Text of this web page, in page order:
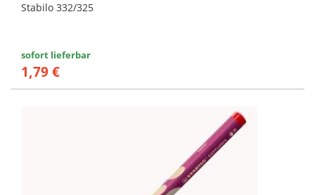
Stabilo 332/325
sofort lieferbar
1,79 €